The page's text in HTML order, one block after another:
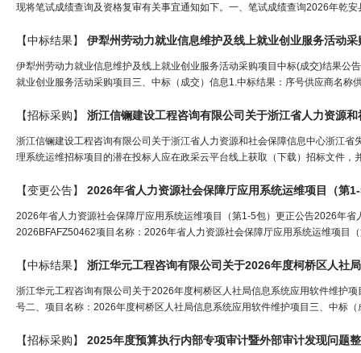
现将笔试成绩查询及资格复审有关事宜通知如下。一、笔试成绩查询2026年乾
【中标结果】 伊犁州劳动力就业信息维护及线上就业创业服务活动
伊犁州劳动力就业信息维护及线上就业创业服务活动采购项目中标(成交)结果
就业创业服务活动采购项目三、中标（成交）信息1.中标结果：序号供应商名称
【招标采购】 浙江信镧建设工程咨询有限公司关于浙江省人力资源和
浙江信镧建设工程咨询有限公司关于浙江省人力资源和社会保障信息中心浙江
理系统运维招标项目的潜在投标人应在政采云平台线上获取（下载）招标文件
【变更公告】 2026年省人力资源社会保障厅应用系统运维项目（第
2026年省人力资源社会保障厅应用系统运维项目（第1-5包）更正公告2026年
2026BFAFZ50462项目名称：2026年省人力资源社会保障厅应用系统运维项目
【中标结果】 浙江华元工程咨询有限公司关于2026年度柯桥区人社
浙江华元工程咨询有限公司关于2026年度柯桥区人社局信息系统应用软件维护
号二、项目名称：2026年度柯桥区人社局信息系统应用软件维护项目三、中标
【招标采购】 2025年度预算执行内部专项审计暨外部审计发现问题